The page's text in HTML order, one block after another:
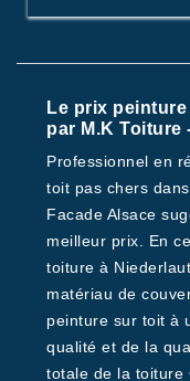
Le prix
par M.K Toiture
Professionnel en
toit pas chers
Facade Alsace
meilleur prix. En
toiture à
matériau de
peinture sur toit à
qualité et de la
totale de la toiture